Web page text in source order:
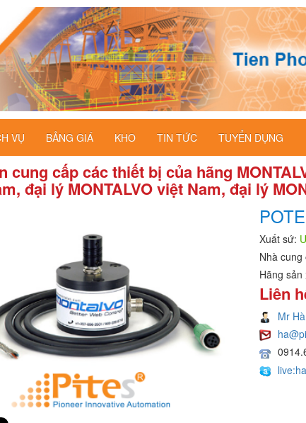
VỤ BẢNG GIÁ KHO TIN TỨC TUYỂN DỤNG
cung cấp các thiết bị của hãng
đại lý MONTALVO việt Nam, đại lý
Xuất sứ:
Nhà cung
Hãng sản
Liên
Mr Hà